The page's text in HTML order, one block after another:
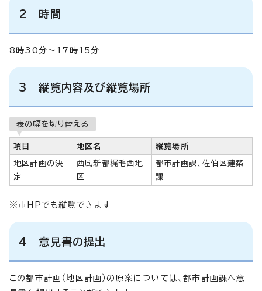
2 時間
8時30分～17時15分
3 縦覧内容及び縦覧場所
表の幅を切り替える
項目 地区名 縦覧場所
地区計画の決
定
西風新都梶毛西地
区
都市計画課、佐伯区建築
課
※市HPでも縦覧できます
4 意見書の提出
この都市計画（地区計画）の原案については、都市計画課へ意